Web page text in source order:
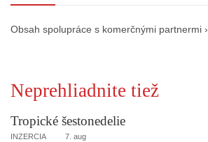
Obsah spolupráce s komerčnými partnermi ›
Neprehliadnite tiež
Tropické šestonedelie
INZERCIA 7. aug